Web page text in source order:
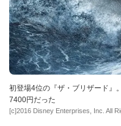
初登場4位の『ザ・ブリザード』
7400円だった
[c]2016 Disney Enterprises, Inc. All